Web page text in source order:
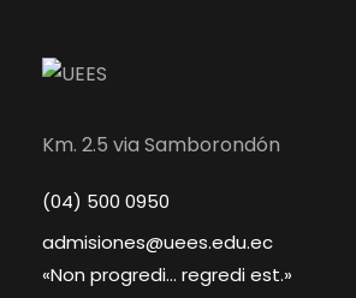
Km. 2.5 via Samborondón
(04) 500 0950
admisiones@uees.edu.ec
«Non progredi... regredi est.»